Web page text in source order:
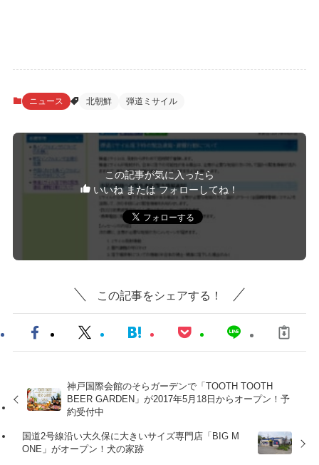
ニュース 北朝鮮 弾道ミサイル
この記事が気に入ったら
いいね または フォローしてね！
この記事をシェアする！
神戸国際会館のそらガーデンで「TOOTH TOOTH
BEER GARDEN」が2017年5月18日からオープン！予
約受付中
国道2号線沿い大久保に大きいサイズ専門店「BIG M
ONE」がオープン！犬の家跡